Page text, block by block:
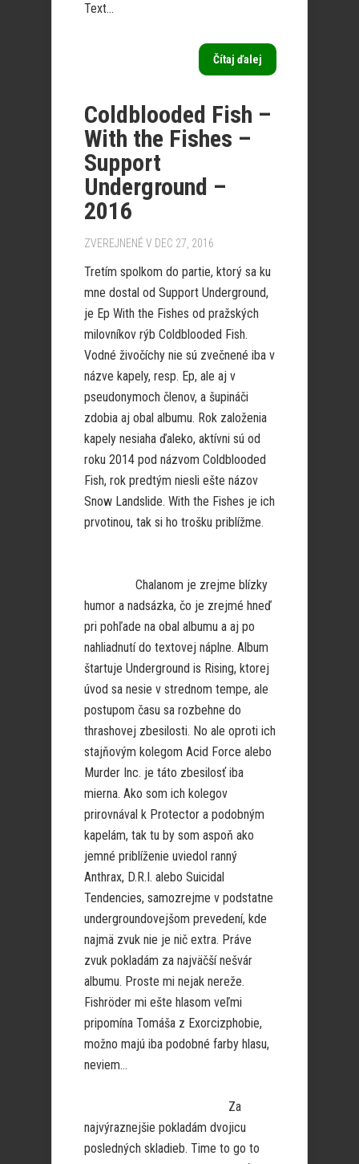
Text...
Čítaj ďalej
Coldblooded Fish –
With the Fishes –
Support
Underground –
2016
ZVEREJNENÉ V DEC 27, 2016
Tretím spolkom do partie, ktorý sa ku
mne dostal od Support Underground,
je Ep With the Fishes od pražských
milovníkov rýb Coldblooded Fish.
Vodné živočíchy nie sú zvečnené iba v
názve kapely, resp. Ep, ale aj v
pseudonymoch členov, a šupináči
zdobia aj obal albumu. Rok založenia
kapely nesiaha ďaleko, aktívni sú od
roku 2014 pod názvom Coldblooded
Fish, rok predtým niesli ešte názov
Snow Landslide. With the Fishes je ich
prvotinou, tak si ho trošku priblížme.
Chalanom je zrejme blízky
humor a nadsázka, čo je zrejmé hneď
pri pohľade na obal albumu a aj po
nahliadnutí do textovej náplne. Album
štartuje Underground is Rising, ktorej
úvod sa nesie v strednom tempe, ale
postupom času sa rozbehne do
thrashovej zbesilosti. No ale oproti ich
stajňovým kolegom Acid Force alebo
Murder Inc. je táto zbesilosť iba
mierna. Ako som ich kolegov
prirovnával k Protector a podobným
kapelám, tak tu by som aspoň ako
jemné priblíženie uviedol ranný
Anthrax, D.R.I. alebo Suicidal
Tendencies, samozrejme v podstatne
undergroundovejšom prevedení, kde
najmä zvuk nie je nič extra. Práve
zvuk pokladám za najväčší nešvár
albumu. Proste mi nejak nereže.
Fishröder mi ešte hlasom veľmi
pripomína Tomáša z Exorcizphobie,
možno majú iba podobné farby hlasu,
neviem…
Za
najvýraznejšie pokladám dvojicu
posledných skladieb. Time to go to